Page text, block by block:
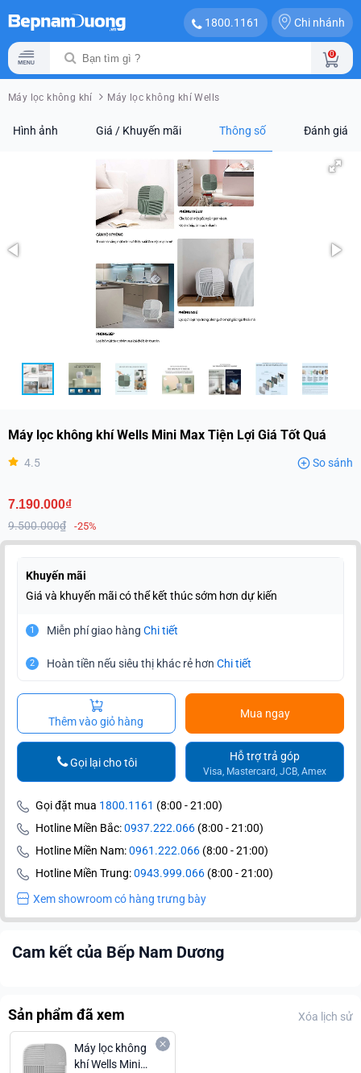
1800.1161 Chi nhánh
0
Máy lọc không khí Máy lọc không khí Wells
Hình ảnh Giá / Khuyến mãi Thông số Đánh giá
Máy lọc không khí Wells Mini Max Tiện Lợi Giá Tốt Quá
4.5 So sánh
7.190.000₫
9.500.000₫ -25%
Khuyến mãi
Giá và khuyến mãi có thể kết thúc sớm hơn dự kiến
1 Miễn phí giao hàng Chi tiết
2 Hoàn tiền nếu siêu thị khác rẻ hơn Chi tiết
Thêm vào giỏ hàng
Mua ngay
Hỗ trợ trả góp
Visa, Mastercard, JCB, Amex
Gọi lại cho tôi
Gọi đặt mua 1800.1161 (8:00 - 21:00)
Hotline Miền Bắc:0937.222.066 (8:00 - 21:00)
Hotline Miền Nam:0961.222.066 (8:00 - 21:00)
Hotline Miền Trung:0943.999.066 (8:00 - 21:00)
Xem showroom có hàng trưng bày
Cam kết của Bếp Nam Dương
Sản phẩm đã xem Xóa lịch sử
Máy lọc không
khí Wells Mini